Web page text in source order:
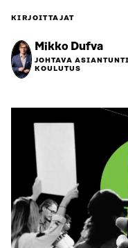
KIRJOITTAJAT
Mikko Dufva
JOHTAVA
KOULUTUS